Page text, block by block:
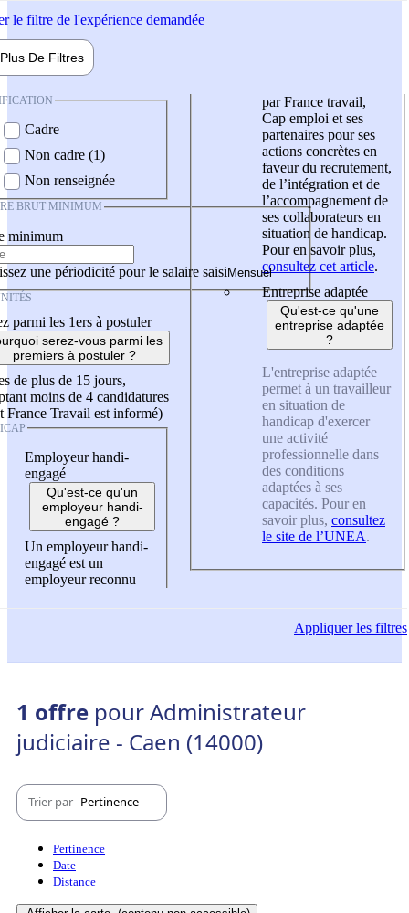
le filtre de l'expérience demandée
Plus De Filtres
Cadre
Non cadre (1)
Non renseignée
BRUT MINIMUM
minimum
une périodicité pour le salaire saisi
parmi les 1ers à postuler
serez-vous parmi les
premiers à postuler ?
de plus de 15 jours,
moins de 4 candidatures
France Travail est informé)
Employeur handi-
engagé
Qu'est-ce qu'un
employeur handi-
engagé ?
Un employeur handi-
engagé est un
employeur reconnu
par France travail,
Cap emploi et ses
partenaires pour ses
actions concrètes en
faveur du recrutement,
de l’intégration et de
l’accompagnement de
ses collaborateurs en
situation de handicap.
Pour en savoir plus,
consultez cet article.
Entreprise adaptée
Qu'est-ce qu'une
entreprise adaptée
?
L'entreprise adaptée
permet à un travailleur
en situation de
handicap d'exercer
une activité
professionnelle dans
des conditions
adaptées à ses
capacités. Pour en
savoir plus, consultez
le site de l’UNEA.
Appliquerles filtres
1 offre pour Administrateur
judiciaire - Caen (14000)
Trier par Pertinence
Pertinence
Date
Distance